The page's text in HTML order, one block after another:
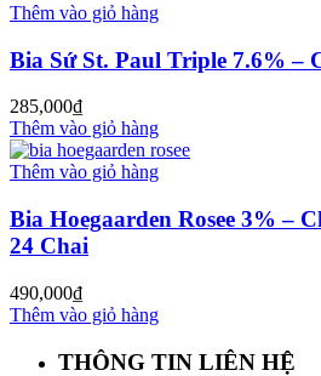
Thêm vào giỏ hàng
Bia Sứ St. Paul Triple 7.6% –
285,000₫
Thêm vào giỏ hàng
Thêm vào giỏ hàng
Bia Hoegaarden Rosee 3% –
24 Chai
490,000₫
Thêm vào giỏ hàng
THÔNG TIN LIÊN HỆ